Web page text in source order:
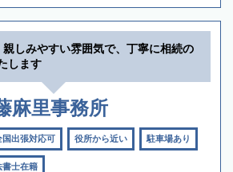
親しみやすい雰囲気で、丁寧に相続の
します
麻里事務所
国出張対応可 役所から近い 駐車場あり
書士在籍